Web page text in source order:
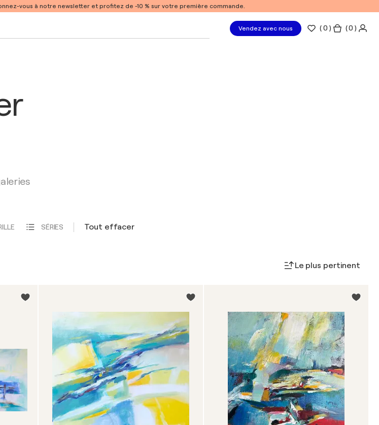
vous à notre newsletter et profitez de -10 % sur votre première commande.
Vendez avec nous (0 ) ( 0 )
SÉRIES Tout effacer
Le plus pertinent